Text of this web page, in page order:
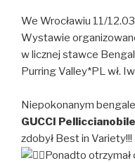
We Wrocławiu 11/
Wystawie
w licznej stawce
Purring Valley*PL wł.
Niepokonanym
GUCCI
zdobył Best in
Ponadto otrzymał